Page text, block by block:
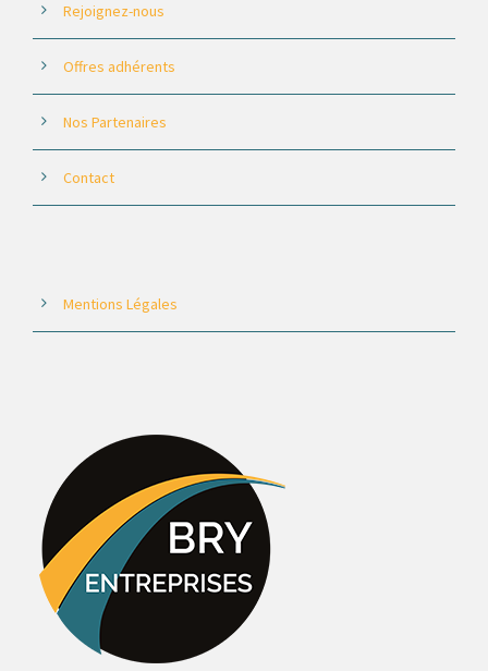
Rejoignez-nous
Offres adhérents
Nos Partenaires
Contact
Mentions Légales